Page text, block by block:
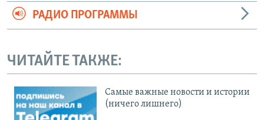
РАДИО ПРОГРАММЫ
ЧИТАЙТЕ ТАКЖЕ:
Cамые важные новости и истории
(ничего лишнего)